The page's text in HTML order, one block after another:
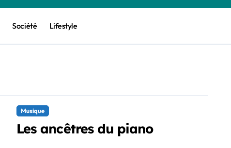
Société Lifestyle
Musique
Les ancêtres du piano